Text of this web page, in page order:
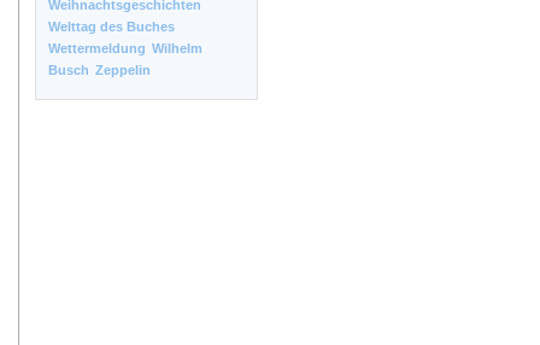
Weihnachtsgeschichten
Welttag des Buches
Wettermeldung Wilhelm
Busch Zeppelin